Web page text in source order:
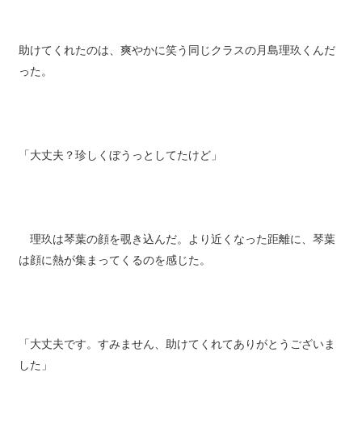
助けてくれたのは、爽やかに笑う同じクラスの月島理玖くんだ
った。
「大丈夫？珍しくぼうっとしてたけど」
理玖は琴葉の顔を覗き込んだ。より近くなった距離に、琴葉
は顔に熱が集まってくるのを感じた。
「大丈夫です。すみません、助けてくれてありがとうございま
した」